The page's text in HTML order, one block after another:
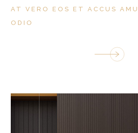
AT VERO EOS ET ACCUS
ODIO